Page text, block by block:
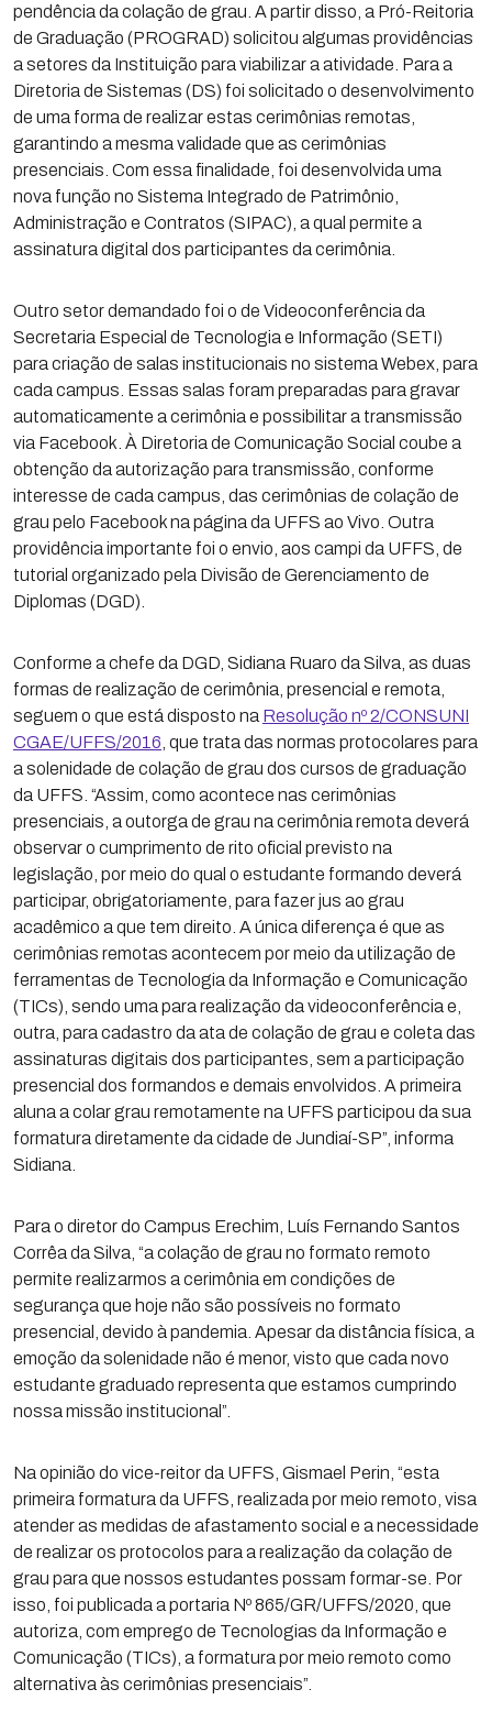
pendência da colação de grau. A partir disso, a Pró-Reitoria
de Graduação (PROGRAD) solicitou algumas providências
a setores da Instituição para viabilizar a atividade. Para a
Diretoria de Sistemas (DS) foi solicitado o desenvolvimento
de uma forma de realizar estas cerimônias remotas,
garantindo a mesma validade que as cerimônias
presenciais. Com essa finalidade, foi desenvolvida uma
nova função no Sistema Integrado de Patrimônio,
Administração e Contratos (SIPAC), a qual permite a
assinatura digital dos participantes da cerimônia.
Outro setor demandado foi o de Videoconferência da
Secretaria Especial de Tecnologia e Informação (SETI)
para criação de salas institucionais no sistema Webex, para
cada campus. Essas salas foram preparadas para gravar
automaticamente a cerimônia e possibilitar a transmissão
via Facebook. À Diretoria de Comunicação Social coube a
obtenção da autorização para transmissão, conforme
interesse de cada campus, das cerimônias de colação de
grau pelo Facebook na página da UFFS ao Vivo. Outra
providência importante foi o envio, aos campi da UFFS, de
tutorial organizado pela Divisão de Gerenciamento de
Diplomas (DGD).
Conforme a chefe da DGD, Sidiana Ruaro da Silva, as duas
formas de realização de cerimônia, presencial e remota,
seguem o que está disposto na Resolução nº 2/CONSUNI
CGAE/UFFS/2016 , que trata das normas protocolares para
a solenidade de colação de grau dos cursos de graduação
da UFFS. “Assim, como acontece nas cerimônias
presenciais, a outorga de grau na cerimônia remota deverá
observar o cumprimento de rito oficial previsto na
legislação, por meio do qual o estudante formando deverá
participar, obrigatoriamente, para fazer jus ao grau
acadêmico a que tem direito. A única diferença é que as
cerimônias remotas acontecem por meio da utilização de
ferramentas de Tecnologia da Informação e Comunicação
(TICs), sendo uma para realização da videoconferência e,
outra, para cadastro da ata de colação de grau e coleta das
assinaturas digitais dos participantes, sem a participação
presencial dos formandos e demais envolvidos. A primeira
aluna a colar grau remotamente na UFFS participou da sua
formatura diretamente da cidade de Jundiaí-SP”, informa
Sidiana.
Para o diretor do Campus Erechim, Luís Fernando Santos
Corrêa da Silva, “a colação de grau no formato remoto
permite realizarmos a cerimônia em condições de
segurança que hoje não são possíveis no formato
presencial, devido à pandemia. Apesar da distância física, a
emoção da solenidade não é menor, visto que cada novo
estudante graduado representa que estamos cumprindo
nossa missão institucional”.
Na opinião do vice-reitor da UFFS, Gismael Perin, “esta
primeira formatura da UFFS, realizada por meio remoto, visa
atender as medidas de afastamento social e a necessidade
de realizar os protocolos para a realização da colação de
grau para que nossos estudantes possam formar-se. Por
isso, foi publicada a portaria Nº 865/GR/UFFS/2020, que
autoriza, com emprego de Tecnologias da Informação e
Comunicação (TICs), a formatura por meio remoto como
alternativa às cerimônias presenciais”.